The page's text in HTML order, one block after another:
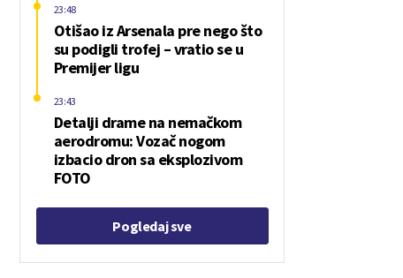
Otišao iz Arsenala pre nego što
su podigli trofej – vratio se u
Premijer ligu
23:48
Detalji drame na nemačkom
aerodromu: Vozač nogom
izbacio dron sa eksplozivom
FOTO
23:43
Pogledaj sve